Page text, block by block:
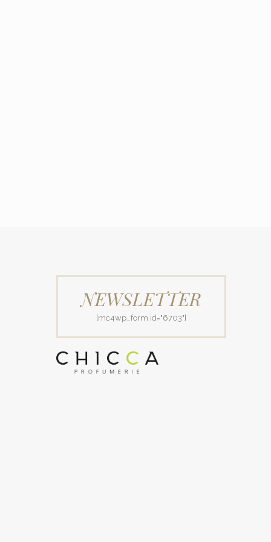
NEWSLETTER
[mc4wp_form id="6703"]